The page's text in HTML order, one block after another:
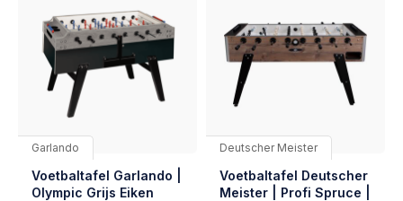
Garlando
Voetbaltafel Garlando |
Olympic Grijs Eiken
Deutscher Meister
Voetbaltafel Deutscher
Meister | Profi Spruce |